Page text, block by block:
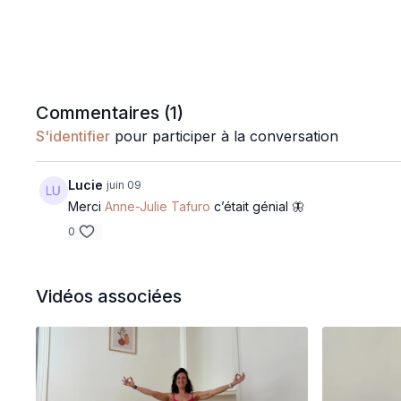
Commentaires (1)
S'identifier pour participer à la conversation
Lucie juin 09
MerciAnne-Julie Tafuro c’était génial 🦋
0
Vidéos associées